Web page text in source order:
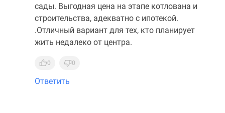
сады. Выгодная цена на этапе котлована и
строительства, адекватно с ипотекой.
.Отличный вариант для тех, кто планирует
жить недалеко от центра.
0 0
Ответить